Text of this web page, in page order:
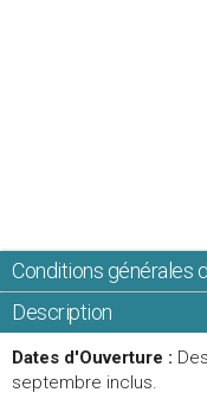
Conditions générales
Description
Dates d'Ouverture :
septembre inclus.